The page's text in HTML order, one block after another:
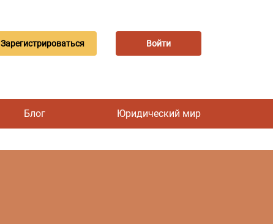
Зарегистрироваться Войти
Блог Юридический мир